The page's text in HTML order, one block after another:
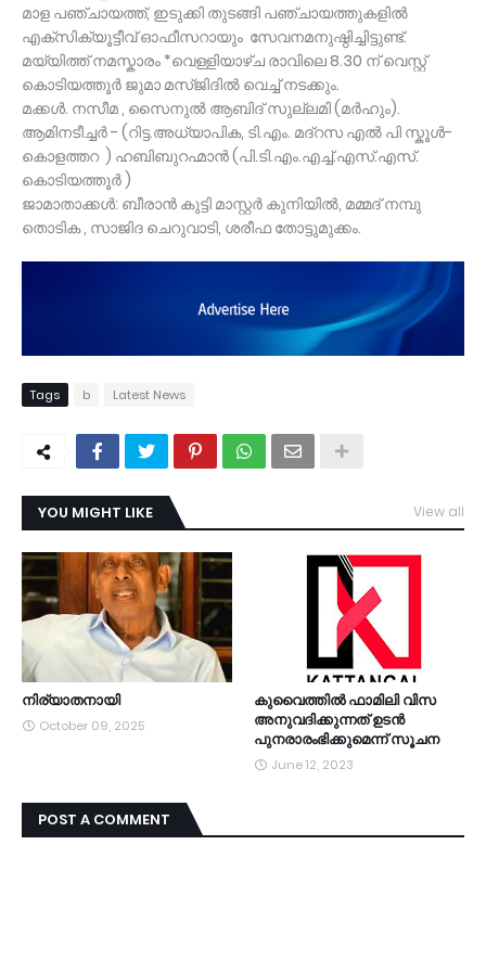
മാള പഞ്ചായത്ത്, ഇടുക്കി തുടങ്ങി പഞ്ചായത്തുകളിൽ
എക്സിക്യൂട്ടീവ് ഓഫീസറായും സേവനമനുഷ്ഠിച്ചിട്ടുണ്ട്.
മയ്യിത്ത് നമസ്കാരം *വെള്ളിയാഴ്ച രാവിലെ 8.30 ന് വെസ്റ്റ്
കൊടിയത്തൂർ ജുമാ മസ്ജിദിൽ വെച്ച് നടക്കും.
മക്കൾ. നസീമ , സൈനുൽ ആബിദ് സുല്ലമി (മർഹും).
ആമിനടീച്ചർ - (റിട്ട.അധ്യാപിക, ടി.എം. മദ്റസ എൽ പി സ്കൂൾ-
കൊളത്തറ ) ഹബിബുറഹ്മാൻ (പി.ടി.എം.എച്ച്.എസ്.എസ്.
കൊടിയത്തൂർ )
ജാമാതാക്കൾ: ബീരാൻ കുട്ടി മാസ്റ്റർ കുനിയിൽ, മമ്മദ് നമ്പു
തൊടിക , സാജിദ ചെറുവാടി, ശരീഫ തോട്ടുമുക്കം.
Tags b Latest News
YOU MIGHT LIKE View all
നിര്യാതനായി
October 09, 2025
കുവൈത്തിൽ ഫാമിലി വിസ
അനുവദിക്കുന്നത് ഉടൻ
പുനരാരംഭിക്കുമെന്ന് സൂചന
June 12, 2023
POST A COMMENT